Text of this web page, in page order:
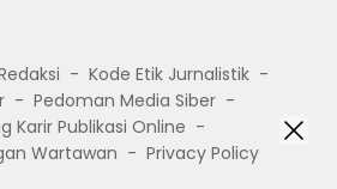
Kode Etik Jurnalistik
Pedoman Media Siber
Karir Publikasi Online
Wartawan
Privacy Policy